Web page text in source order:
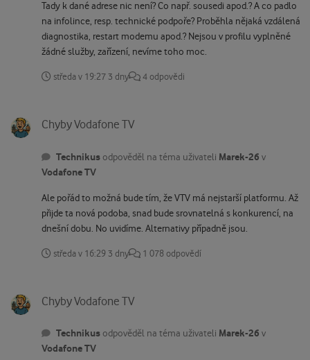
Tady k dané adrese nic není? Co např. sousedi apod.? A co padlo
na infolince, resp. technické podpoře? Proběhla nějaká vzdálená
diagnostika, restart modemu apod.? Nejsou v profilu vyplněné
žádné služby, zařízení, nevíme toho moc.
středa v 19:27 3 dny 4 odpovědi
Chyby Vodafone TV
Technikus odpověděl na téma uživateli Marek-26 v
Vodafone TV
Ale pořád to možná bude tím, že VTV má nejstarší platformu. Až
přijde ta nová podoba, snad bude srovnatelná s konkurencí, na
dnešní dobu. No uvidíme. Alternativy případně jsou.
středa v 16:29 3 dny 1 078 odpovědí
Chyby Vodafone TV
Technikus odpověděl na téma uživateli Marek-26 v
Vodafone TV